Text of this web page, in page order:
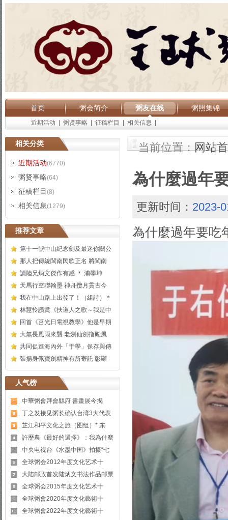
首页 粥会简介 粥友在线 粥照集锦
近期活动 粥贤事略 征稿栏目 相关信息
相关分类
近期活动(6770)
粥贤事略(64)
征稿栏目 (8)
相关信息(1279)
推荐文章
第十一號中山紀念劍及最迷你關公
那人把傳統閩南民歌正名 將閩南
讀陸兄炳文傑作有感 ＊ 浦學坤
天馬行空聯翰墨 神舟攬月貫古今
我在中山路上出發了！（組詩）＊
林慧怜讚賞《扶道人之歌～我是中
回首《莒光日電視教學》他是早期
大無畏風雨來襲 老劍仙劍指颱風
共同促進海內外「于學」保存與傳
張揚身佩寶劍精神有所寄託 彰顯
人气榜
中華粥會拜會縣府 書畫展今揭
丁之发接见粥长确认台湾3大代表
芷江和平文化之旅（图组）* 东
許歷農《最好的選擇》：我為什麼
中央电视台《水墨中国》拍摄“七
全球粥会2012年度文化艺术十
大陆邮政首发陆炳文书法作品邮票
全球粥会2015年度文化艺术十
全球粥會2020年度文化藝術十
全球粥會2022年度文化藝術十
当前位置：网站
為什麼過年
更新时间： 2023-
為什麼過年要吃